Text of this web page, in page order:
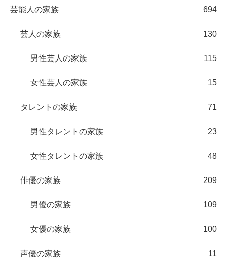
芸能人の家族 694
芸人の家族 130
男性芸人の家族 115
女性芸人の家族 15
タレントの家族 71
男性タレントの家族 23
女性タレントの家族 48
俳優の家族 209
男優の家族 109
女優の家族 100
声優の家族 11